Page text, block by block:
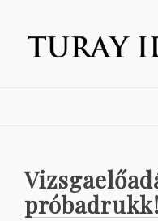
próbadrukk!